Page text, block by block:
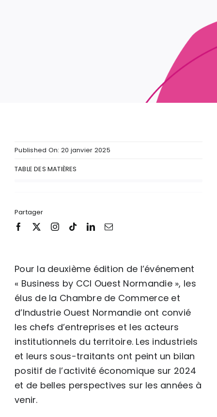
Published On: 20 janvier 2025
TABLE DES MATIÈRES
Partager
Pour la deuxième édition de l’événement
« Business by CCI Ouest Normandie », les
élus de la Chambre de Commerce et
d’Industrie Ouest Normandie ont convié
les chefs d’entreprises et les acteurs
institutionnels du territoire. Les industriels
et leurs sous-traitants ont peint un bilan
positif de l’activité économique sur 2024
et de belles perspectives sur les années à
venir.